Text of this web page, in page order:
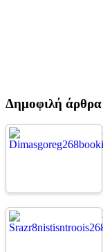
Δημοφιλή άρθρα